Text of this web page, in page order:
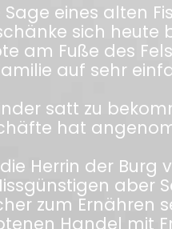
Sage eines alten
sich heute
am Fuße des
auf sehr
satt zu
hat
Herrin der
aber
zum Ernähren
Handel mit